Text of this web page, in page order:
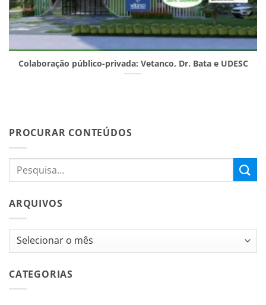
Colaboração público-privada: Vetanco, Dr. Bata e UDESC
PROCURAR CONTEÚDOS
ARQUIVOS
Arquivos
CATEGORIAS